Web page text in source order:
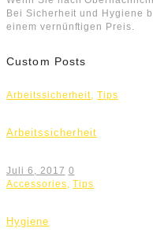
Bei Sicherheit und Hygiene
einem vernünftigen Preis.
Custom Posts
Arbeitssicherheit,Tips
Arbeitssicherheit
Juli 6, 2017 0
Accessories ,Tips
Hygiene